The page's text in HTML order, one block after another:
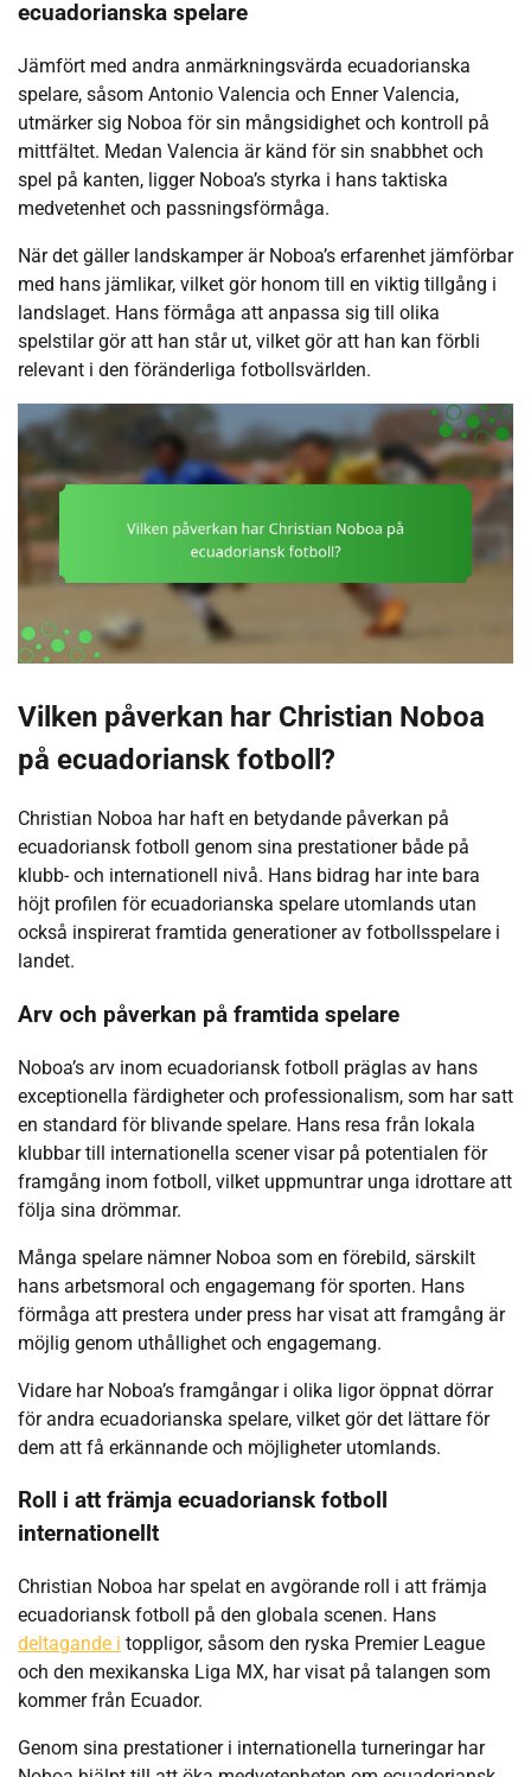
ecuadorianska spelare
Jämfört med andra anmärkningsvärda ecuadorianska
spelare, såsom Antonio Valencia och Enner Valencia,
utmärker sig Noboa för sin mångsidighet och kontroll på
mittfältet. Medan Valencia är känd för sin snabbhet och
spel på kanten, ligger Noboa’s styrka i hans taktiska
medvetenhet och passningsförmåga.
När det gäller landskamper är Noboa’s erfarenhet jämförbar
med hans jämlikar, vilket gör honom till en viktig tillgång i
landslaget. Hans förmåga att anpassa sig till olika
spelstilar gör att han står ut, vilket gör att han kan förbli
relevant i den föränderliga fotbollsvärlden.
Vilken påverkan har Christian Noboa
på ecuadoriansk fotboll?
Christian Noboa har haft en betydande påverkan på
ecuadoriansk fotboll genom sina prestationer både på
klubb- och internationell nivå. Hans bidrag har inte bara
höjt profilen för ecuadorianska spelare utomlands utan
också inspirerat framtida generationer av fotbollsspelare i
landet.
Arv och påverkan på framtida spelare
Noboa’s arv inom ecuadoriansk fotboll präglas av hans
exceptionella färdigheter och professionalism, som har satt
en standard för blivande spelare. Hans resa från lokala
klubbar till internationella scener visar på potentialen för
framgång inom fotboll, vilket uppmuntrar unga idrottare att
följa sina drömmar.
Många spelare nämner Noboa som en förebild, särskilt
hans arbetsmoral och engagemang för sporten. Hans
förmåga att prestera under press har visat att framgång är
möjlig genom uthållighet och engagemang.
Vidare har Noboa’s framgångar i olika ligor öppnat dörrar
för andra ecuadorianska spelare, vilket gör det lättare för
dem att få erkännande och möjligheter utomlands.
Roll i att främja ecuadoriansk fotboll
internationellt
Christian Noboa har spelat en avgörande roll i att främja
ecuadoriansk fotboll på den globala scenen. Hans
deltagande i toppligor, såsom den ryska Premier League
och den mexikanska Liga MX, har visat på talangen som
kommer från Ecuador.
Genom sina prestationer i internationella turneringar har